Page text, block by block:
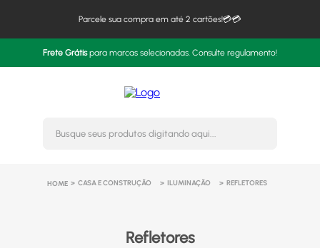
Parcele sua compra em até 2 cartões!💳💳
Frete Grátispara marcas selecionadas. Consulte regulamento!
Busque seus produtos
CASA E CONSTRUÇÃO ILUMINAÇÃO REFLETORES
Refletores